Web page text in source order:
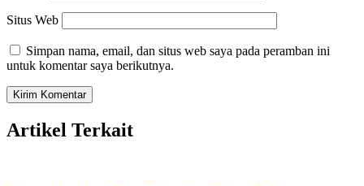
Situs Web
Simpan nama, email, dan situs web saya pada peramban ini
untuk komentar saya berikutnya.
Artikel Terkait